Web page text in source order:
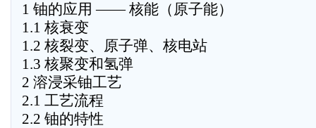
1 铀的应用 —— 核能（原子能）
1.1 核衰变
1.2 核裂变、原子弹、核电站
1.3 核聚变和氢弹
2 溶浸采铀工艺
2.1 工艺流程
2.2 铀的特性